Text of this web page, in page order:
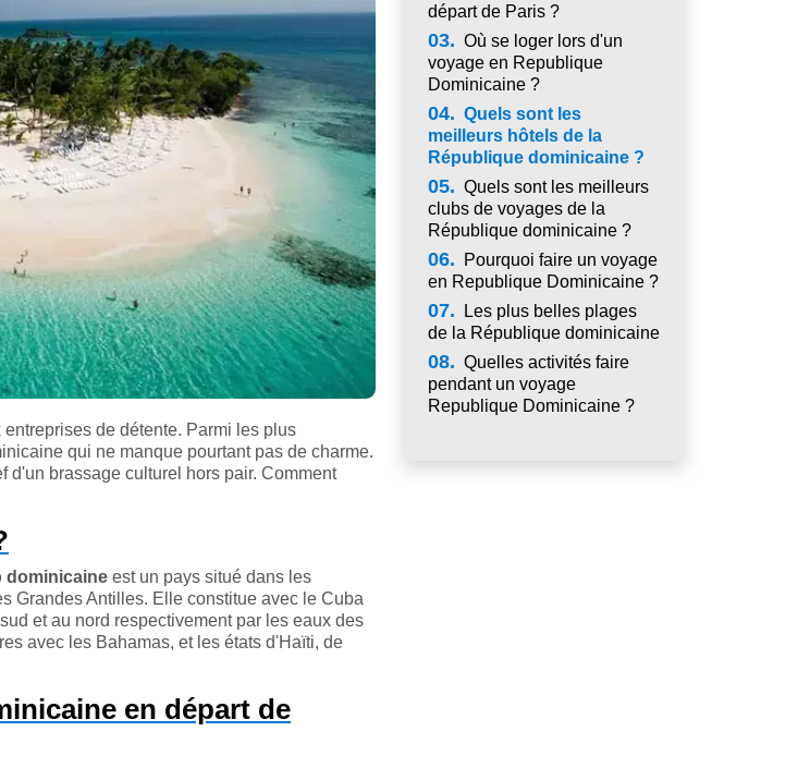
de détente. Parmi les plus
qui ne manque pourtant pas de charme.
d'un brassage culturel hors pair. Comment
dominicaine est un pays situé dans les
Grandes Antilles. Elle constitue avec le Cuba
et au nord respectivement par les eaux des
avec les Bahamas, et les états d'Haïti, de
en départ de
départ de Paris ?
03. Où se loger lors d'un
voyage en Republique
Dominicaine ?
04. Quels sont les
meilleurs hôtels de la
République dominicaine ?
05. Quels sont les meilleurs
clubs de voyages de la
République dominicaine ?
06.
Pourquoi faire un voyage
en Republique Dominicaine ?
07.
Les plus belles plages
de la République dominicaine
08. Quelles activités faire
pendant un voyage
Republique Dominicaine ?